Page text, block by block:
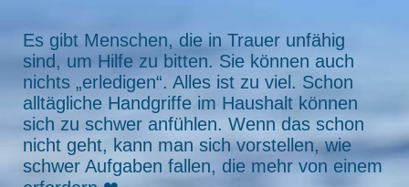
Es gibt Menschen, die in Trauer unfähig
sind, um Hilfe zu bitten. Sie können auch
nichts „erledigen“. Alles ist zu viel. Schon
alltägliche Handgriffe im Haushalt können
sich zu schwer anfühlen. Wenn das schon
nicht geht, kann man sich vorstellen, wie
schwer Aufgaben fallen, die mehr von einem